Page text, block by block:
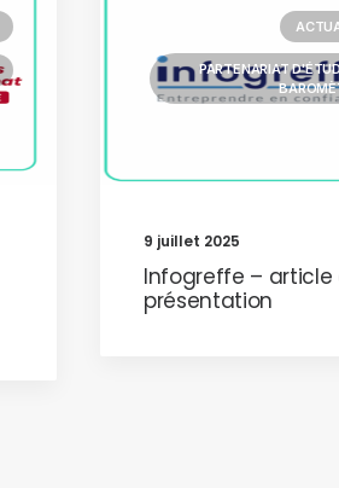
PARTENARIAT
9 juillet 2025
Infogreffe – article
présentation